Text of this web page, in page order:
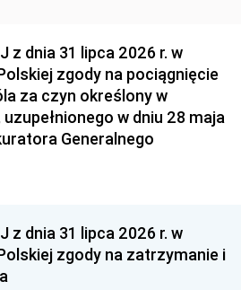
z dnia 31 lipca 2026 r. w
zgody na pociągnięcie
za czyn określony w
w dniu 28 maja
Generalnego
z dnia 31 lipca 2026 r. w
zgody na zatrzymanie i